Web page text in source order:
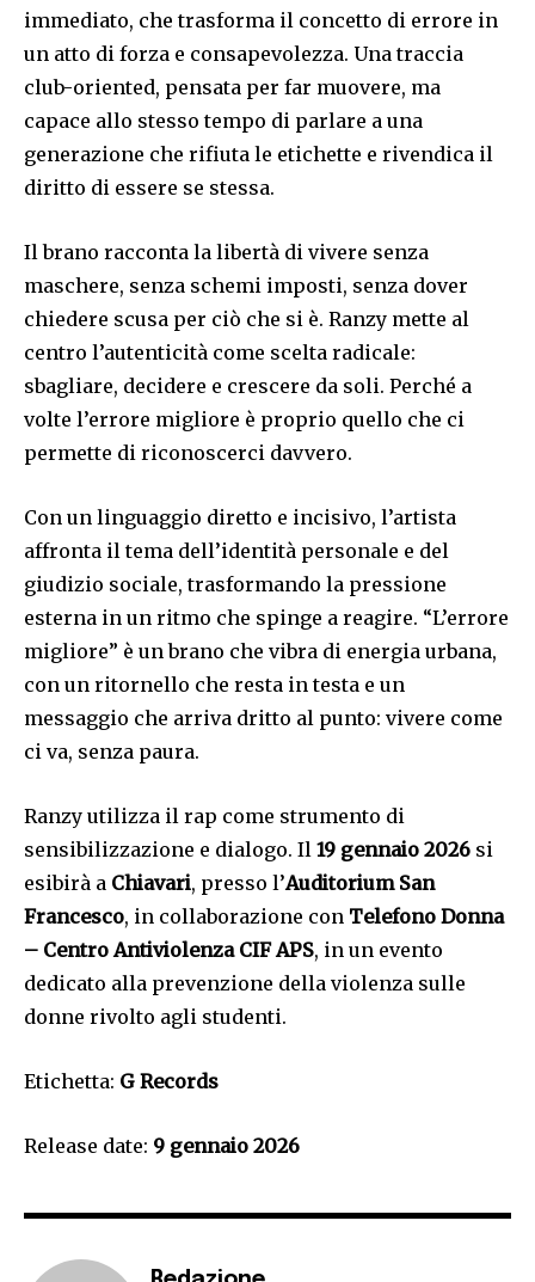
immediato, che trasforma il concetto di errore in
un atto di forza e consapevolezza. Una traccia
club-oriented, pensata per far muovere, ma
capace allo stesso tempo di parlare a una
generazione che rifiuta le etichette e rivendica il
diritto di essere se stessa.
Il brano racconta la libertà di vivere senza
maschere, senza schemi imposti, senza dover
chiedere scusa per ciò che si è. Ranzy mette al
centro l’autenticità come scelta radicale:
sbagliare, decidere e crescere da soli. Perché a
volte l’errore migliore è proprio quello che ci
permette di riconoscerci davvero.
Con un linguaggio diretto e incisivo, l’artista
affronta il tema dell’identità personale e del
giudizio sociale, trasformando la pressione
esterna in un ritmo che spinge a reagire. “L’errore
migliore” è un brano che vibra di energia urbana,
con un ritornello che resta in testa e un
messaggio che arriva dritto al punto: vivere come
ci va, senza paura.
Ranzy utilizza il rap come strumento di
sensibilizzazione e dialogo. Il 19 gennaio 2026 si
esibirà a Chiavari, presso l’Auditorium San
Francesco, in collaborazione con Telefono Donna
– Centro Antiviolenza CIF APS, in un evento
dedicato alla prevenzione della violenza sulle
donne rivolto agli studenti.
Etichetta: G Records
Release date: 9 gennaio 2026